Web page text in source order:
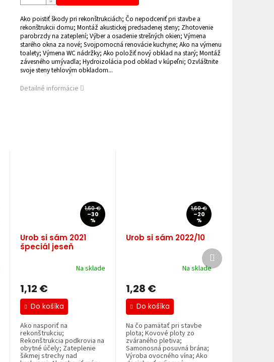
Ako poistiť škody pri rekonštrukciách; Čo nepodceniť pri stavbe a
rekonštrukcii domu; Montáž akustickej predsadenej steny; Zhotovenie
parobrzdy na zateplení; Výber a osadenie strešných okien; Výmena
starého okna za nové; Svojpomocná renovácie kuchyne; Ako na výmenu
toalety; Výmena WC nádržky; Ako položiť nový obklad na starý; Montáž
závesného umývadla; Hydroizolácia pod obklad v kúpeľni; Ozvláštnite
svoje steny tehlovým obkladom...
Detailné informácie
1,60 €
–30
%
Urob si sám 2021
špeciál jeseň
Na sklade
1,12 €
Do košíka
Ako nasporiť na
rekonštrukciu;
Rekonštrukcia podkrovia na
obytné účely; Zateplenie
šikmej strechy nad
1,60 €
–20
%
Urob si sám 2022/10
Na sklade
1,28 €
Do košíka
Na čo pamätať pri stavbe
plota; Kovové ploty zo
zváraného pletiva;
Samonosná posuvná brána;
Výroba ovocného vína; Ako
Ďalší
produkt